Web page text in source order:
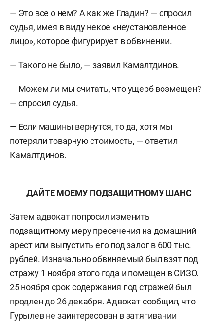
— Это все о нем? А как же Гладин? — спросил
судья, имея в виду некое «неустановленное
лицо», которое фигурирует в обвинении.
— Такого не было, — заявил Камалтдинов.
— Можем ли мы считать, что ущерб возмещен?
— спросил судья.
— Если машины вернутся, то да, хотя мы
потеряли товарную стоимость, — ответил
Камалтдинов.
ДАЙТЕ МОЕМУ ПОДЗАЩИТНОМУ ШАНС
Затем адвокат попросил изменить
подзащитному меру пресечения на домашний
арест или выпустить его под залог в 600 тыс.
рублей. Изначально обвиняемый был взят под
стражу 1 ноября этого года и помещен в СИЗО.
25 ноября срок содержания под стражей был
продлен до 26 декабря. Адвокат сообщил, что
Гурылев не заинтересован в затягивании